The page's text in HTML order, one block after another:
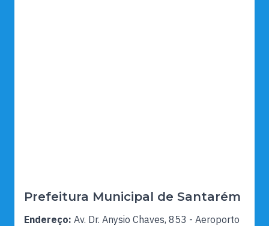
Prefeitura Municipal de Santarém
Endereço: Av. Dr. Anysio Chaves, 853 - Aeroporto